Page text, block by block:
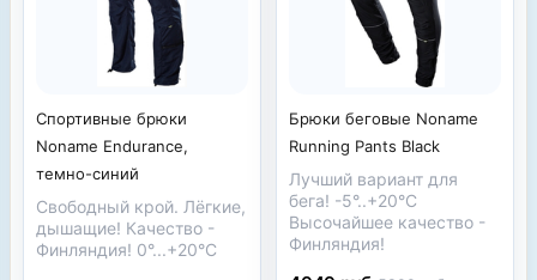
Спортивные брюки
Noname Endurance,
темно-синий
Свободный крой. Лёгкие,
дышащие! Качество -
Финляндия! 0°...+20°С
Брюки беговые Noname
Running Pants Black
Лучший вариант для
бега! -5°..+20°C
Высочайшее качество -
Финляндия!